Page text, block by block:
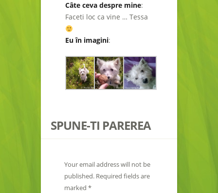
Câte ceva despre mine:
Faceti loc ca vine … Tessa
Eu în imagini:
SPUNE-TI PAREREA
Your email address will not be
published. Required fields are
marked *